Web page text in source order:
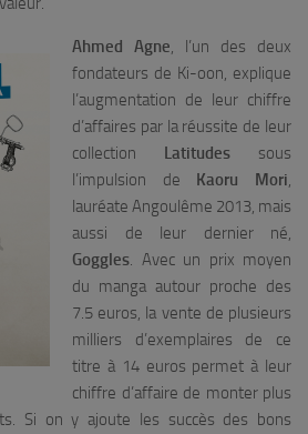
Ahmed Agne, l’un des deux
fondateurs de Ki-oon, explique
l’augmentation de leur chiffre
d’affaires par la réussite de leur
collection Latitudes sous
l’impulsion de Kaoru Mori,
lauréate Angoulême 2013, mais
aussi de leur dernier né,
Goggles. Avec un prix moyen
du manga autour proche des
7.5 euros, la vente de plusieurs
milliers d’exemplaires de ce
titre à 14 euros permet à leur
chiffre d’affaire de monter plus
Si on y ajoute les succès des bons